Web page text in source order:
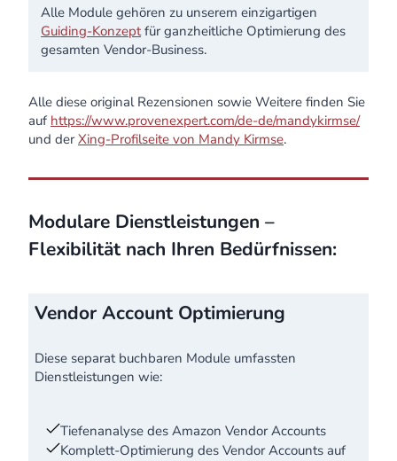
Alle Module gehören zu unserem einzigartigen
Guiding-Konzeptfür ganzheitliche Optimierung des
gesamten Vendor-Business.
Alle diese original Rezensionen sowie Weitere finden Sie
auf https://www.provenexpert.com/de-de/mandykirmse/
und derXing-Profilseite von Mandy Kirmse.
Modulare Dienstleistungen –
Flexibilität nach Ihren Bedürfnissen:
Vendor Account Optimierung
Diese separat buchbaren Module umfassten
Dienstleistungen wie:
Tiefenanalyse des Amazon Vendor Accounts
Komplett-Optimierung des Vendor Accounts auf